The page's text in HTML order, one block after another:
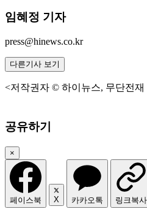
임혜정 기자
press@hinews.co.kr
다른기사 보기
<저작권자 © 하이뉴스, 무단전재
공유하기
×
페이스북 X 카카오톡 링크복사